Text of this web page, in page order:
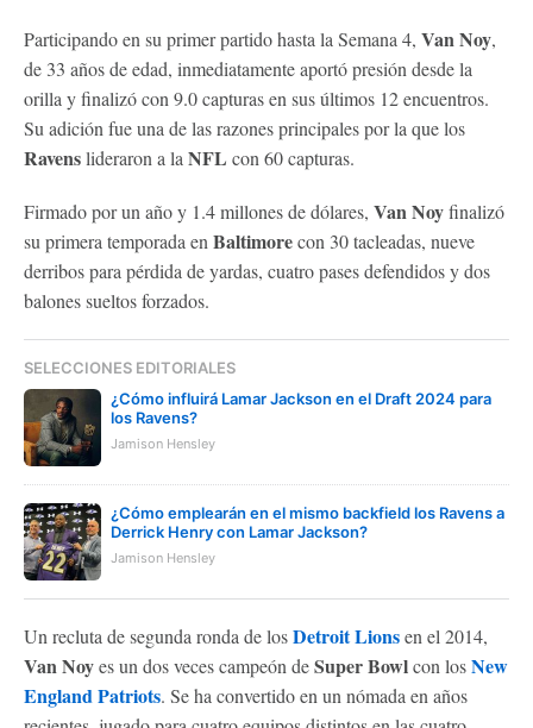
Participando en su primer partido hasta la Semana 4, Van Noy,
de 33 años de edad, inmediatamente aportó presión desde la
orilla y finalizó con 9.0 capturas en sus últimos 12 encuentros.
Su adición fue una de las razones principales por la que los
Ravenslideraron a la NFL con 60 capturas.
Firmado por un año y 1.4 millones de dólares, Van Noyfinalizó
su primera temporada en Baltimorecon 30 tacleadas, nueve
derribos para pérdida de yardas, cuatro pases defendidos y dos
balones sueltos forzados.
SELECCIONES EDITORIALES
¿Cómo influirá Lamar Jackson en el Draft 2024 para
los Ravens?
Jamison Hensley
¿Cómo emplearán en el mismo backfield los Ravens a
Derrick Henry con Lamar Jackson?
Jamison Hensley
Un recluta de segunda ronda de losDetroit Lionsen el 2014,
Van Noyes un dos veces campeón deSuper Bowlcon losNew
England Patriots. Se ha convertido en un nómada en años